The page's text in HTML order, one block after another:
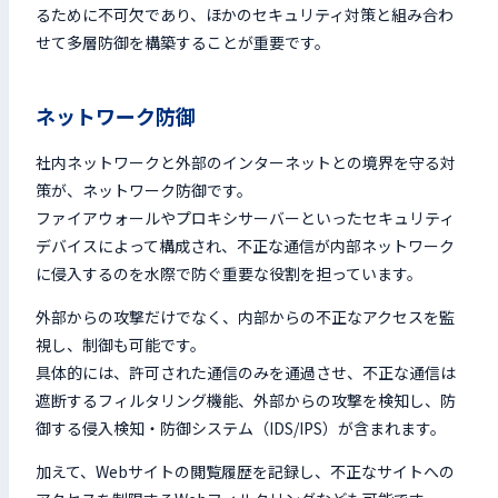
るために不可欠であり、ほかのセキュリティ対策と組み合わ
せて多層防御を構築することが重要です。
ネットワーク防御
社内ネットワークと外部のインターネットとの境界を守る対
策が、ネットワーク防御です。
ファイアウォールやプロキシサーバーといったセキュリティ
デバイスによって構成され、不正な通信が内部ネットワーク
に侵入するのを水際で防ぐ重要な役割を担っています。
外部からの攻撃だけでなく、内部からの不正なアクセスを監
視し、制御も可能です。
具体的には、許可された通信のみを通過させ、不正な通信は
遮断するフィルタリング機能、外部からの攻撃を検知し、防
御する侵入検知・防御システム（IDS/IPS）が含まれます。
加えて、Webサイトの閲覧履歴を記録し、不正なサイトへの